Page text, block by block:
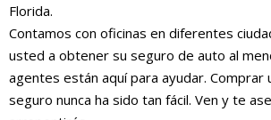
Florida.
Contamos con oficinas en diferentes
usted a obtener su seguro de auto al
agentes están aquí para ayudar. Comprar
seguro nunca ha sido tan fácil. Ven y te